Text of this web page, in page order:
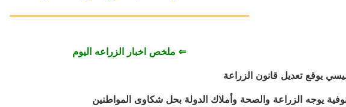
⇐ ملخص اخبار الزراعه اليوم
يوقع تعديل قانون الزراعة
يوجه الزراعة والصحة وأملاك الدولة بحل شكاوى المواطنين